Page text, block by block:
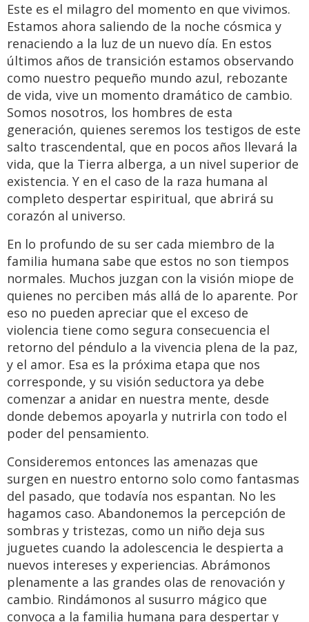
Este es el milagro del momento en que vivimos.
Estamos ahora saliendo de la noche cósmica y
renaciendo a la luz de un nuevo día. En estos
últimos años de transición estamos observando
como nuestro pequeño mundo azul, rebozante
de vida, vive un momento dramático de cambio.
Somos nosotros, los hombres de esta
generación, quienes seremos los testigos de este
salto trascendental, que en pocos años llevará la
vida, que la Tierra alberga, a un nivel superior de
existencia. Y en el caso de la raza humana al
completo despertar espiritual, que abrirá su
corazón al universo.
En lo profundo de su ser cada miembro de la
familia humana sabe que estos no son tiempos
normales. Muchos juzgan con la visión miope de
quienes no perciben más allá de lo aparente. Por
eso no pueden apreciar que el exceso de
violencia tiene como segura consecuencia el
retorno del péndulo a la vivencia plena de la paz,
y el amor. Esa es la próxima etapa que nos
corresponde, y su visión seductora ya debe
comenzar a anidar en nuestra mente, desde
donde debemos apoyarla y nutrirla con todo el
poder del pensamiento.
Consideremos entonces las amenazas que
surgen en nuestro entorno solo como fantasmas
del pasado, que todavía nos espantan. No les
hagamos caso. Abandonemos la percepción de
sombras y tristezas, como un niño deja sus
juguetes cuando la adolescencia le despierta a
nuevos intereses y experiencias. Abrámonos
plenamente a las grandes olas de renovación y
cambio. Rindámonos al susurro mágico que
convoca a la familia humana para despertar y